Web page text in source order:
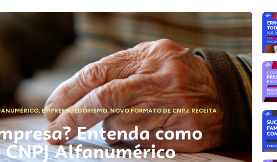
, EMPREENDEDORISMO,NOVO FORMATO DE CNPJ,RECEITA
Entenda como
Alfanumérico